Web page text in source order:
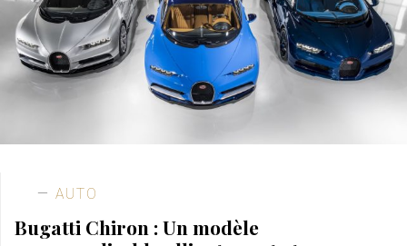
AUTO
Bugatti Chiron : Un modèle